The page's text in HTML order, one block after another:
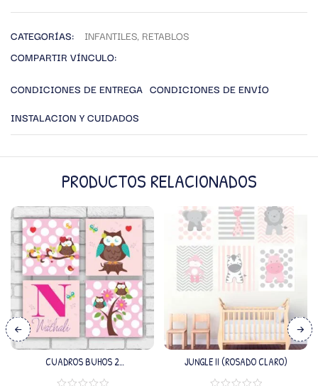
CATEGORÍAS: INFANTILES, RETABLOS
COMPARTIR VÍNCULO:
CONDICIONES DE ENTREGA CONDICIONES DE ENVÍO
INSTALACION Y CUIDADOS
PRODUCTOS RELACIONADOS
CUADROS BUHOS 2
JUNGLE II (ROSADO CLARO)